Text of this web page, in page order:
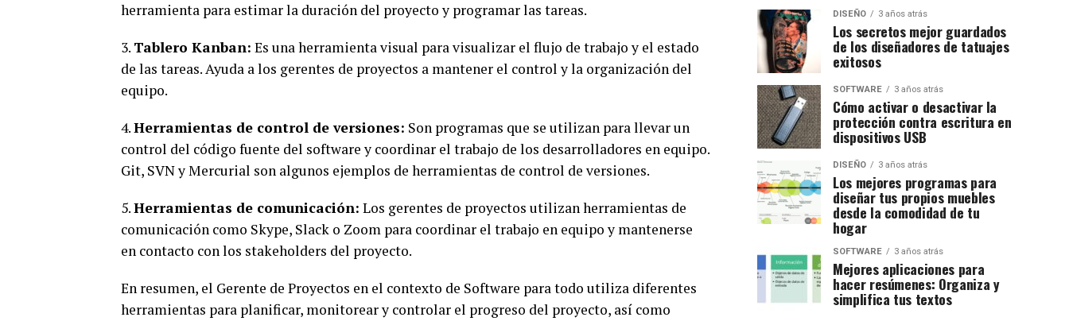
herramienta para estimar la duración del proyecto y programar las tareas.
3. Tablero Kanban: Es una herramienta visual para visualizar el flujo de trabajo y el estado
de las tareas. Ayuda a los gerentes de proyectos a mantener el control y la organización del
equipo.
4.Herramientas de control de versiones: Son programas que se utilizan para llevar un
control del código fuente del software y coordinar el trabajo de los desarrolladores en equipo.
Git, SVN y Mercurial son algunos ejemplos de herramientas de control de versiones.
5.Herramientas de comunicación: Los gerentes de proyectos utilizan herramientas de
comunicación como Skype, Slack o Zoom para coordinar el trabajo en equipo y mantenerse
en contacto con los stakeholders del proyecto.
En resumen, el Gerente de Proyectos en el contexto de Software para todo utiliza diferentes
herramientas para planificar, monitorear y controlar el progreso del proyecto, así como
DISEÑO 3 años atrás
Los secretos mejor guardados
de los diseñadores de tatuajes
exitosos
SOFTWARE 3 años atrás
Cómo activar o desactivar la
protección contra escritura en
dispositivos USB
DISEÑO 3 años atrás
Los mejores programas para
diseñar tus propios muebles
desde la comodidad de tu
hogar
SOFTWARE 3 años atrás
Mejores aplicaciones para
hacer resúmenes: Organiza y
simplifica tus textos